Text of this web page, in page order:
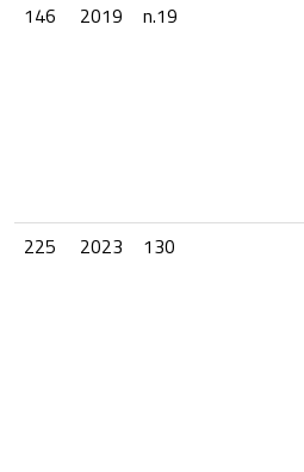
146
2019 n.19
225
2023 130